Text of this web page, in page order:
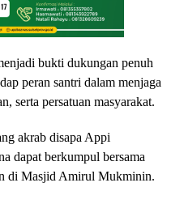
bukti dukungan penuh
peran santri dalam menjaga
serta persatuan masyarakat.
akrab disapa Appi
dapat berkumpul bersama
di Masjid Amirul Mukminin.